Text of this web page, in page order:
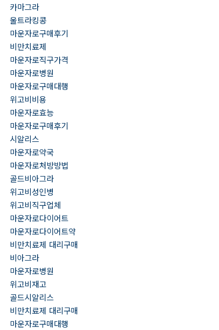
카마그라
울트라킹콩
마운자로구매후기
비만치료제
마운자로직구가격
마운자로병원
마운자로구매대행
위고비비용
마운자로효능
마운자로구매후기
시알리스
마운자로약국
마운자로처방방법
골드비아그라
위고비성인병
위고비직구업체
마운자로다이어트
마운자로다이어트약
비만치료제 대리구매
비아그라
마운자로병원
위고비재고
골드시알리스
비만치료제 대리구매
마운자로구매대행